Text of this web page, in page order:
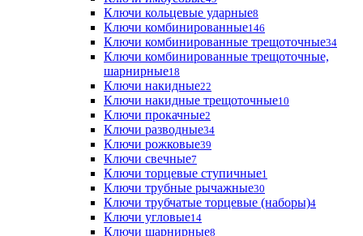
Ключи кольцевые ударные8
Ключи комбинированные146
Ключи комбинированные трещоточные34
Ключи комбинированные трещоточные,
шарнирные18
Ключи накидные22
Ключи накидные трещоточные10
Ключи прокачные2
Ключи разводные34
Ключи рожковые39
Ключи свечные7
Ключи торцевые ступичные1
Ключи трубные рычажные30
Ключи трубчатые торцевые (наборы)4
Ключи угловые14
Ключи шарнирные8